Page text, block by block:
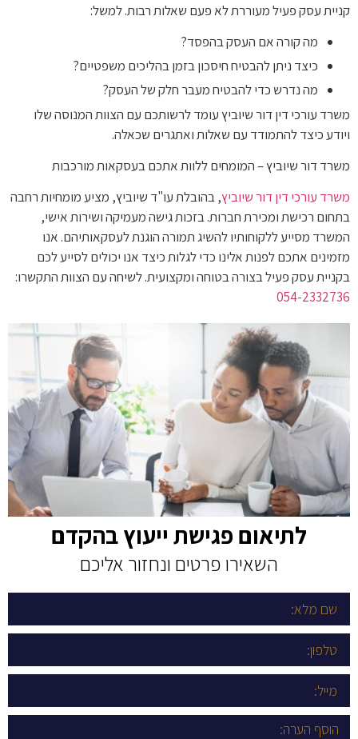
קניית עסק פעיל מעוררת לא פעם שאלות רבות. למשל:
מה קורה אם העסק בהפסד?
כיצד ניתן להבטיח חיסכון בזמן בהליכים משפטיים?
מה נדרש כדי להבטיח מעבר חלק של העסק?
משרד עורכי דין דור שיוביץ עומד לרשותכם עם הצוות המנוסה שלו
ויודע כיצד להתמודד עם שאלות ואתגרים שכאלה.
משרד דור שיוביץ – המומחים ללוות אתכם בעסקאות מורכבות
משרד עורכי דין דור שיוביץ, בהובלת עו"ד שיוביץ, מציע מומחיות רחבה
בתחום רכישת ומכירת חברות. בזכות גישה מעמיקה ושירות אישי,
המשרד מסייע ללקוחותיו להשיג תמורה הוגנת לעסקאותיהם. אנו
מזמינים אתכם לפנות אלינו כדי לגלות כיצד אנו יכולים לסייע לכם
בקניית עסק פעיל בצורה בטוחה ומקצועית. לשיחה עם הצוות התקשרו:
054-2332736
לתיאום פגישת ייעוץ בהקדם
השאירו פרטים ונחזור אליכם